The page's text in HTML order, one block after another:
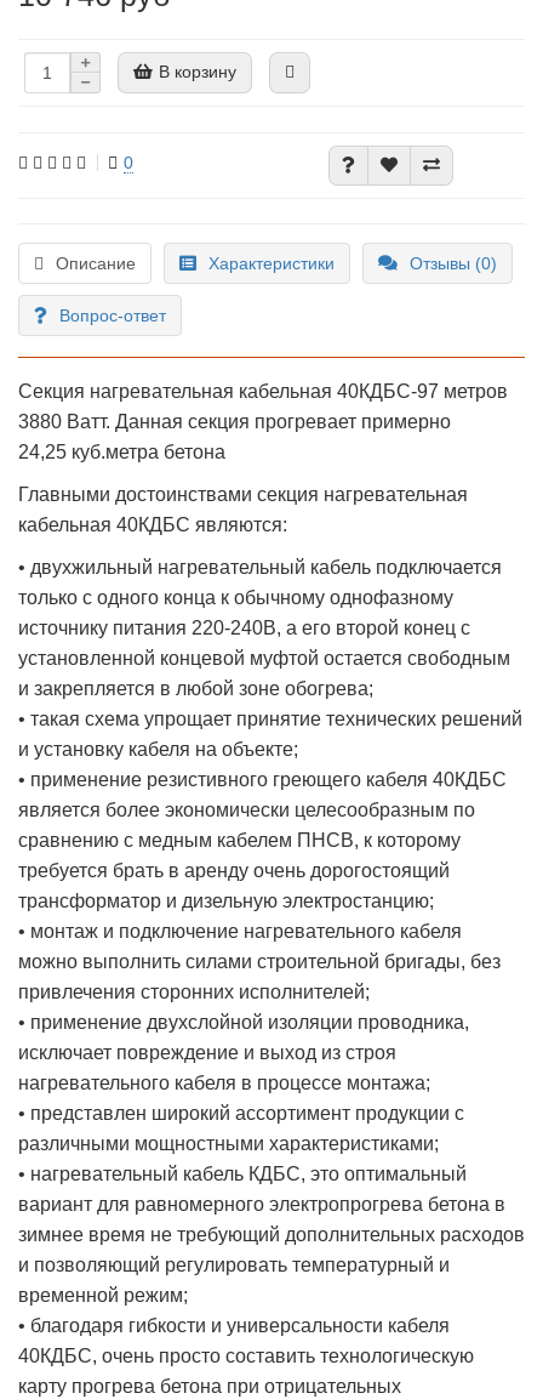
В корзину
0
Описание Характеристики Отзывы (0)
Вопрос-ответ
Секция нагревательная кабельная 40КДБС-97 метров
3880 Ватт. Данная секция прогревает примерно
24,25 куб.метра бетона
Главными достоинствами секция нагревательная
кабельная 40КДБС являются:
• двухжильный нагревательный кабель подключается
только с одного конца к обычному однофазному
источнику питания 220-240В, а его второй конец с
установленной концевой муфтой остается свободным
и закрепляется в любой зоне обогрева;
• такая схема упрощает принятие технических решений
и установку кабеля на объекте;
• применение резистивного греющего кабеля 40КДБС
является более экономически целесообразным по
сравнению с медным кабелем ПНСВ, к которому
требуется брать в аренду очень дорогостоящий
трансформатор и дизельную электростанцию;
• монтаж и подключение нагревательного кабеля
можно выполнить силами строительной бригады, без
привлечения сторонних исполнителей;
• применение двухслойной изоляции проводника,
исключает повреждение и выход из строя
нагревательного кабеля в процессе монтажа;
• представлен широкий ассортимент продукции с
различными мощностными характеристиками;
• нагревательный кабель КДБС, это оптимальный
вариант для равномерного электропрогрева бетона в
зимнее время не требующий дополнительных расходов
и позволяющий регулировать температурный и
временной режим;
• благодаря гибкости и универсальности кабеля
40КДБС, очень просто составить технологическую
карту прогрева бетона при отрицательных